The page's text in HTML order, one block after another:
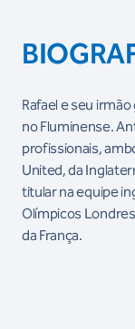
Rafael e seu
no Fluminense.
profissionais,
United, da
titular na equipe
Olímpicos
da França.